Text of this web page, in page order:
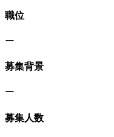
職位
ー
募集背景
ー
募集人数